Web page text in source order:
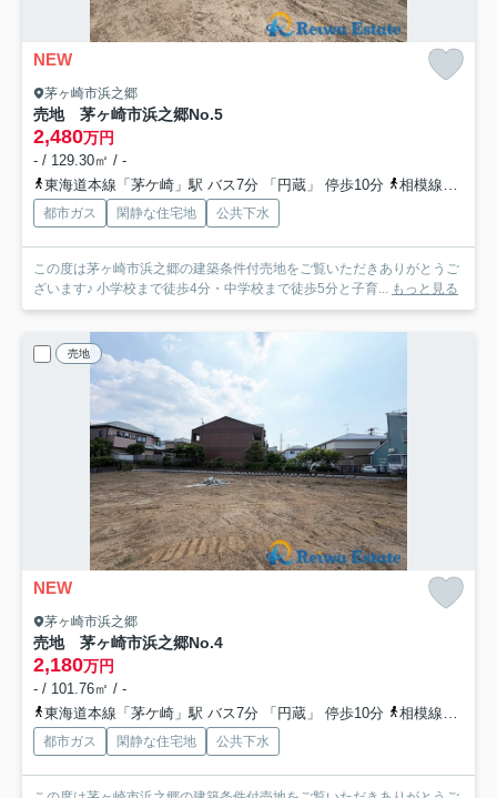
NEW
茅ヶ崎市浜之郷
売地 茅ヶ崎市浜之郷No.5
2,480万円
- / 129.30㎡ / -
東海道本線「茅ケ崎」駅 バス7分 「円蔵」 停歩10分
相模線「茅ケ崎」駅 バス7分 「円蔵」 停歩10分
都市ガス 閑静な住宅地 公共下水
この度は茅ヶ崎市浜之郷の建築条件付売地をご覧いただきありがとうご
ざいます♪ 小学校まで徒歩4分・中学校まで徒歩5分と子育... もっと見る
売地
NEW
茅ヶ崎市浜之郷
売地 茅ヶ崎市浜之郷No.4
2,180万円
- / 101.76㎡ / -
東海道本線「茅ケ崎」駅 バス7分 「円蔵」 停歩10分
相模線「茅ケ崎」駅 バス7分 「円蔵」 停歩10分
都市ガス 閑静な住宅地 公共下水